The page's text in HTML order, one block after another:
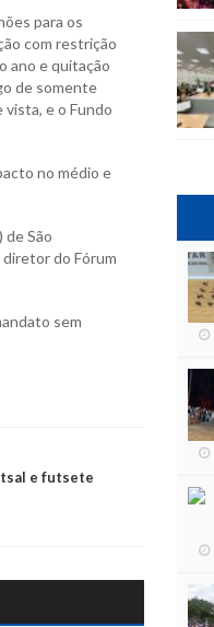
para os
com restrição
ano e quitação
de somente
e o Fundo
no médio e
São
do Fórum
sem
e futsete